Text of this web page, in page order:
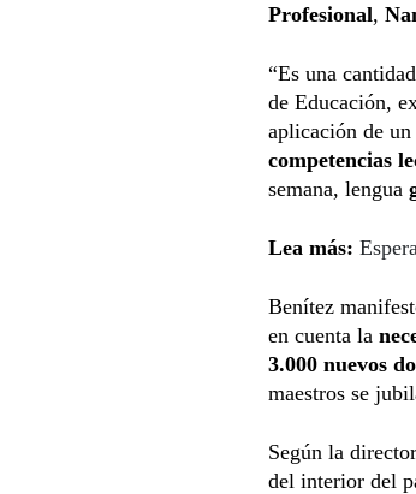
Profesional,
“Es una
de Educación,
aplicación de
competencias
semana, lengua
Lea más:
Benítez
en cuenta la
3.000 nuevos
maestros se
Según la
del interior del